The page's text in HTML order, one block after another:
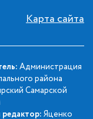
Карта сайта
Администрация
района
Самарской
редактор: Яценко